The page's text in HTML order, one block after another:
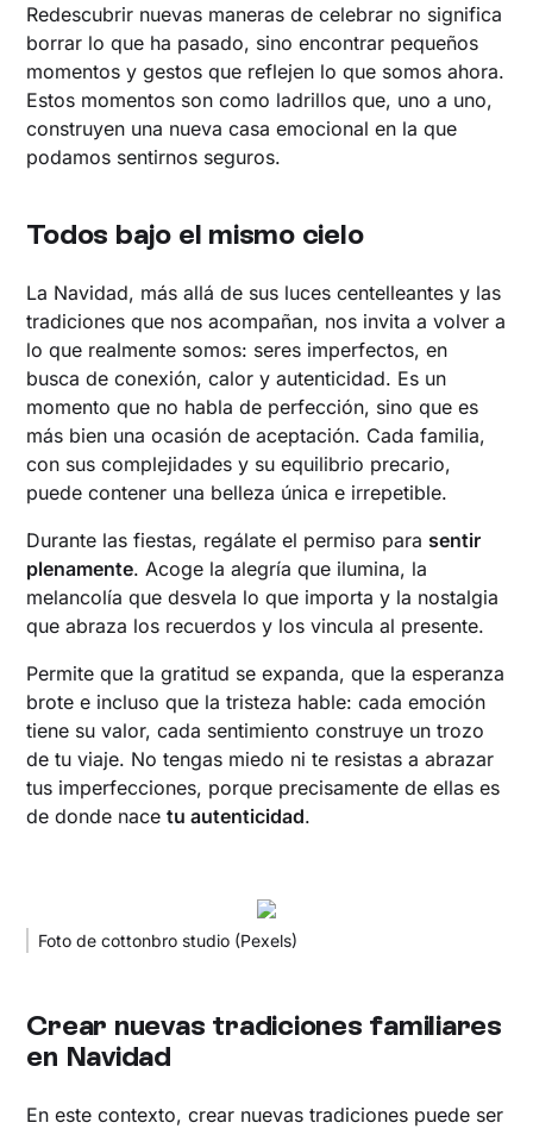
Redescubrir nuevas maneras de celebrar no significa
borrar lo que ha pasado, sino encontrar pequeños
momentos y gestos que reflejen lo que somos ahora.
Estos momentos son como ladrillos que, uno a uno,
construyen una nueva casa emocional en la que
podamos sentirnos seguros.
Todos bajo el mismo cielo
La Navidad, más allá de sus luces centelleantes y las
tradiciones que nos acompañan, nos invita a volver a
lo que realmente somos: seres imperfectos, en
busca de conexión, calor y autenticidad. Es un
momento que no habla de perfección, sino que es
más bien una ocasión de aceptación. Cada familia,
con sus complejidades y su equilibrio precario,
puede contener una belleza única e irrepetible.
Durante las fiestas, regálate el permiso para sentir
plenamente. Acoge la alegría que ilumina, la
melancolía que desvela lo que importa y la nostalgia
que abraza los recuerdos y los vincula al presente.
Permite que la gratitud se expanda, que la esperanza
brote e incluso que la tristeza hable: cada emoción
tiene su valor, cada sentimiento construye un trozo
de tu viaje. No tengas miedo ni te resistas a abrazar
tus imperfecciones, porque precisamente de ellas es
de donde nacetu autenticidad.
Foto de cottonbro studio (Pexels)
Crear nuevas tradiciones familiares
en Navidad
En este contexto, crear nuevas tradiciones puede ser